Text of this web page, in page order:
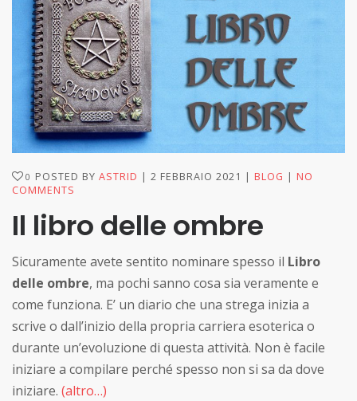
0 POSTED BY ASTRID 2 FEBBRAIO 2021 BLOG
NO
COMMENTS
Il libro delle ombre
Sicuramente avete sentito nominare spesso il Libro
delle ombre, ma pochi sanno cosa sia veramente e
come funziona. E’ un diario che una strega inizia a
scrive o dall’inizio della propria carriera esoterica o
durante un’evoluzione di questa attività. Non è facile
iniziare a compilare perché spesso non si sa da dove
iniziare. (altro…)